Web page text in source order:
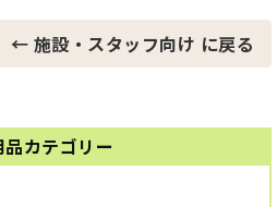
カテゴリー
← 施設・スタッフ向け に戻る